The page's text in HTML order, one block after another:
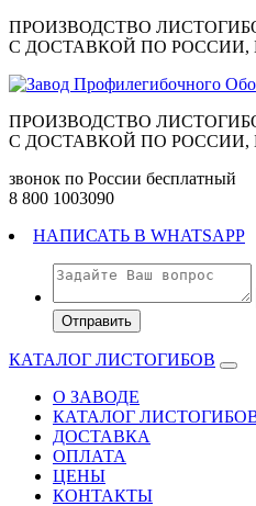
ПРОИЗВОДСТВО
C ДОСТАВКОЙ ПО РОССИИ,
ПРОИЗВОДСТВО
C ДОСТАВКОЙ ПО РОССИИ,
звонок по России бесплатный
8 800 1003090
НАПИСАТЬ В WHATSAPP
КАТАЛОГ ЛИСТОГИБОВ
О ЗАВОДЕ
КАТАЛОГ
ДОСТАВКА
ОПЛАТА
ЦЕНЫ
КОНТАКТЫ